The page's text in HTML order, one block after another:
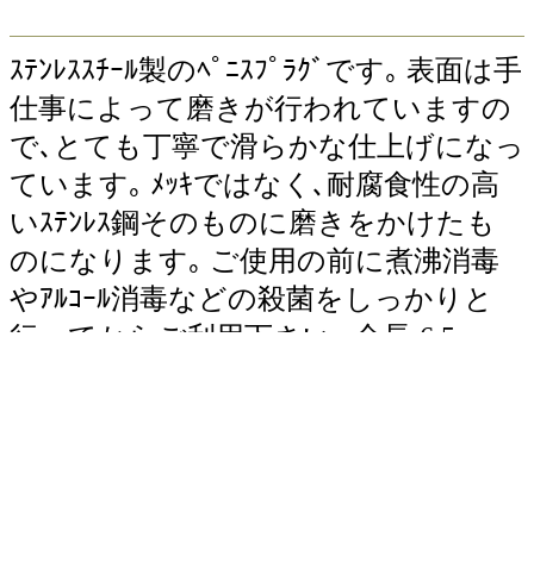
ｽﾃﾝﾚｽｽﾁｰﾙ製のﾍﾟﾆｽﾌﾟﾗｸﾞです｡ 表面は手
仕事によって磨きが行われていますの
で､とても丁寧で滑らかな仕上げになっ
ています｡ ﾒｯｷではなく､耐腐食性の高
いｽﾃﾝﾚｽ鋼そのものに磨きをかけたも
のになります｡ ご使用の前に煮沸消毒
やｱﾙｺｰﾙ消毒などの殺菌をしっかりと
行ってからご利用下さい｡ 全長:6.5cm